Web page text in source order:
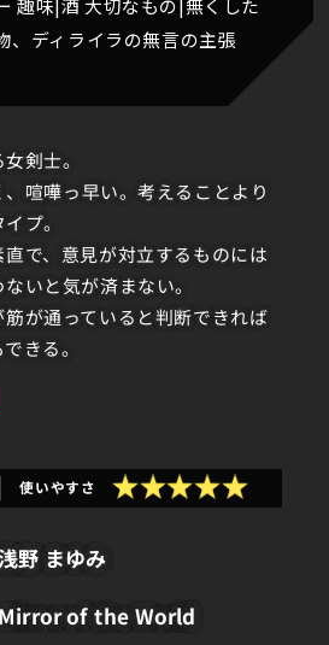
、ディライラの無言の主張
剣士。
喧嘩っ早い。考えることより
プ。
で、意見が対立するものには
いと気が済まない。
が通っていると判断できれば
きる。
っていたが、
が自身を見つめ直すきっかけ
走した際には、共に復讐を諦
た。
使いやすさ
野 まゆみ
Mirror of the World